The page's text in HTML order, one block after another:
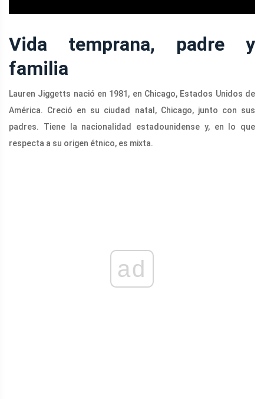
Vida temprana, padre y
familia
Lauren Jiggetts nació en 1981, en Chicago, Estados Unidos de
América. Creció en su ciudad natal, Chicago, junto con sus
padres. Tiene la nacionalidad estadounidense y, en lo que
respecta a su origen étnico, es mixta.
ad